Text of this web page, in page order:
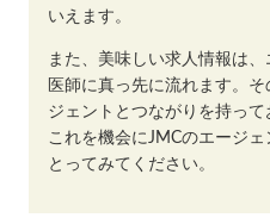
いえます。
また、美味しい求人情報は
医師に真っ先に流れます。
ジェントとつながりを持って
これを機会にJMCのエージ
とってみてください。